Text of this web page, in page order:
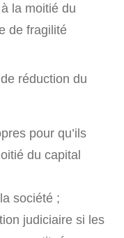
la moitié du
de fragilité
réduction du
pour qu’ils
du capital
société ;
judiciaire si les